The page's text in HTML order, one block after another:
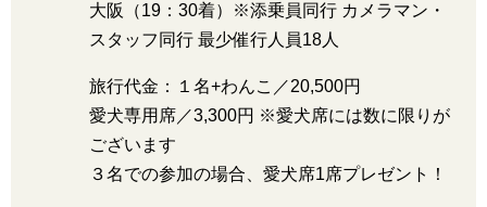
大阪（19：30着）※添乗員同行 カメラマン・
スタッフ同行 最少催行人員18人
旅行代金：１名+わんこ／20,500円
愛犬専用席／3,300円 ※愛犬席には数に限りが
ございます
３名での参加の場合、愛犬席1席プレゼント！